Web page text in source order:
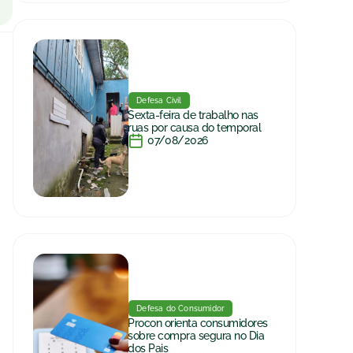
Defesa Civil
Sexta-feira de trabalho nas
ruas por causa do temporal
07/08/2026
Defesa do Consumidor
Procon orienta consumidores
sobre compra segura no Dia
dos Pais